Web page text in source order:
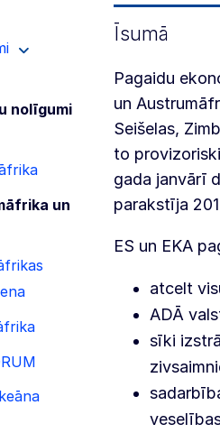
nolīgumi
un
Īsumā
Pagaidu
un
Seišelas,
to
gada janvārī
parakstīja
ES un EKA
atcelt
ADĀ
sīki